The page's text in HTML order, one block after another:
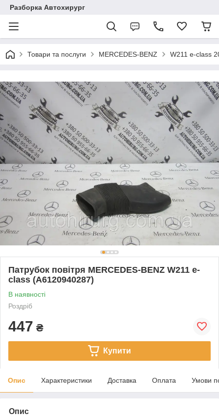
Разборка Автохирург
Товари та послуги MERCEDES-BENZ W211 e-class
Патрубок повітря MERCEDES-BENZ W211 e-
class (A6120940287)
В наявності
Роздріб
447 ₴
Купити
Опис Характеристики Доставка Оплата Умови
Опис